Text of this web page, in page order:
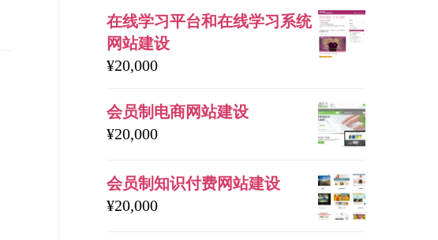
在线学习平台和在线学习系统
网站建设
¥20,000
会员制电商网站建设
¥20,000
会员制知识付费网站建设
¥20,000